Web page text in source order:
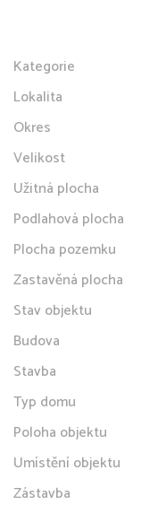
Kategorie
Lokalita
Okres
Velikost
Užitná plocha
Podlahová plocha
Plocha pozemku
Zastavěná plocha
Stav objektu
Budova
Stavba
Typ domu
Poloha objektu
Umístění objektu
Zástavba